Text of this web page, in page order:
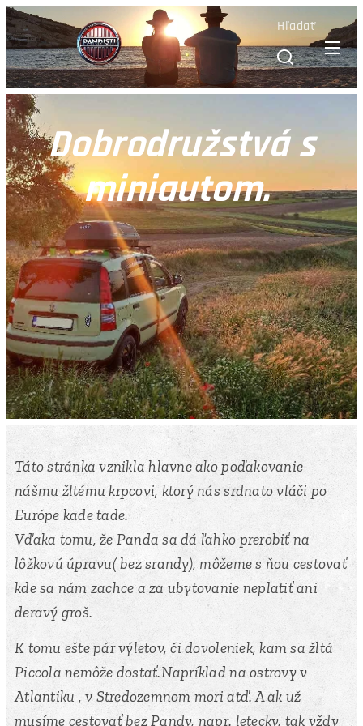
Hľadať
Dobrodružstvá s
miniautom.
Táto stránka vznikla hlavne ako poďakovanie
nášmu žltému krpcovi, ktorý nás srdnato vláči po
Európe kade tade.
Vďaka tomu, že Panda sa dá ľahko prerobiť na
lôžkovú úpravu( bez srandy), môžeme s ňou cestovať
kde sa nám zachce a za ubytovanie neplatiť ani
deravý groš.😉
K tomu ešte pár výletov, či dovoleniek, kam sa žltá
Piccola nemôže dostať.Napríklad na ostrovy v
Atlantiku , v Stredozemnom mori atď. A ak už
musíme cestovať bez Pandy, napr. letecky, tak vždy